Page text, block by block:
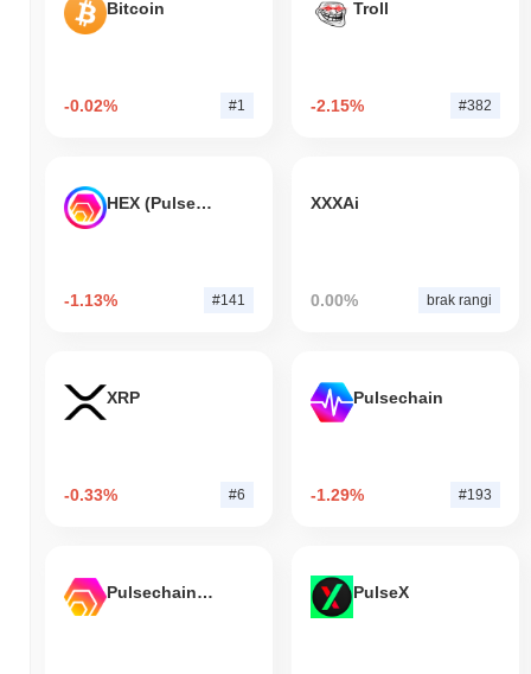
Bitcoin
-0.02% #1
Troll
-2.15% #382
HEX (Pulsechain)
-1.13% #141
XXXAi
0.00% brak rangi
XRP
-0.33% #6
Pulsechain
-1.29% #193
Pulsechain Bridged HEX (Pulsechain) PulseX